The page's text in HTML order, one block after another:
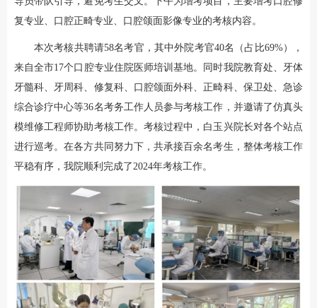
复专业、口腔正畸专业、口腔颌面影像专业的考核内容。
本次考核共聘请58名考官，其中外院考官40名（占比69%），
来自全市17个口腔专业住院医师培训基地。同时我院教育处、牙体
牙髓科、牙周科、修复科、口腔颌面外科、正畸科、保卫处、急诊
综合诊疗中心等36名考务工作人员参与考核工作，并邀请了仿真头
模维修工程师协助考核工作。考核过程中，白玉兴院长对各个站点
进行巡考。在各方共同努力下，共承接百余名考生，整体考核工作
平稳有序，我院顺利完成了2024年考核工作。